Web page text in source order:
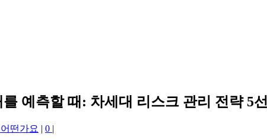
예측할 때: 차세대 리스크 관리 전략 5선
떤가요 | 0 |